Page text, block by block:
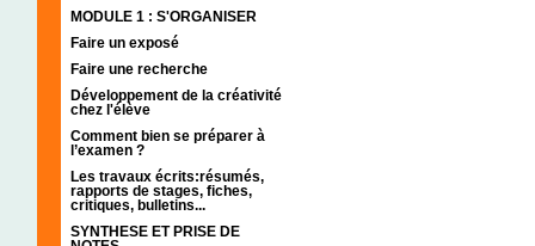
MODULE 1 : S'ORGANISER
Faire un exposé
Faire une recherche
Développement de la créativité
chez l'élève
Comment bien se préparer à
l’examen ?
Les travaux écrits:résumés,
rapports de stages, fiches,
critiques, bulletins...
SYNTHESE ET PRISE DE